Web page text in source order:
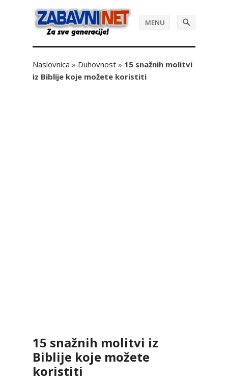
MENU
Naslovnica » Duhovnost » 15 snažnih molitvi
iz Biblije koje možete koristiti
15 snažnih molitvi iz
Biblije koje možete
koristiti